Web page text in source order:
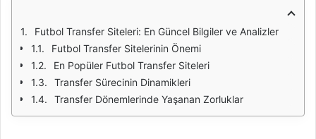
Futbol Transfer Siteleri: En Güncel Bilgiler ve Analizler
Futbol Transfer Sitelerinin Önemi
En Popüler Futbol Transfer Siteleri
Transfer Sürecinin Dinamikleri
Transfer Dönemlerinde Yaşanan Zorluklar